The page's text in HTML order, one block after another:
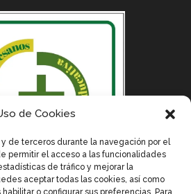
de Cookies
de terceros durante la navegación por el
permitir el acceso a las funcionalidades
de tráfico y mejorar la
aceptar todas las cookies, así como
o configurar sus preferencias. Para